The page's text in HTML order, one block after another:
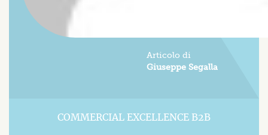
Articolo di
Giuseppe Segalla
COMMERCIAL EXCELLENCE B2B